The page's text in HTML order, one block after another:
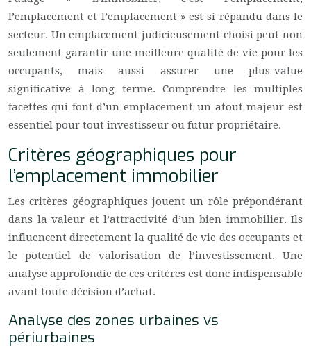
l’emplacement et l’emplacement » est si répandu dans le
secteur. Un emplacement judicieusement choisi peut non
seulement garantir une meilleure qualité de vie pour les
occupants, mais aussi assurer une plus-value
significative à long terme. Comprendre les multiples
facettes qui font d’un emplacement un atout majeur est
essentiel pour tout investisseur ou futur propriétaire.
Critères géographiques pour
l’emplacement immobilier
Les critères géographiques jouent un rôle prépondérant
dans la valeur et l’attractivité d’un bien immobilier. Ils
influencent directement la qualité de vie des occupants et
le potentiel de valorisation de l’investissement. Une
analyse approfondie de ces critères est donc indispensable
avant toute décision d’achat.
Analyse des zones urbaines vs
périurbaines